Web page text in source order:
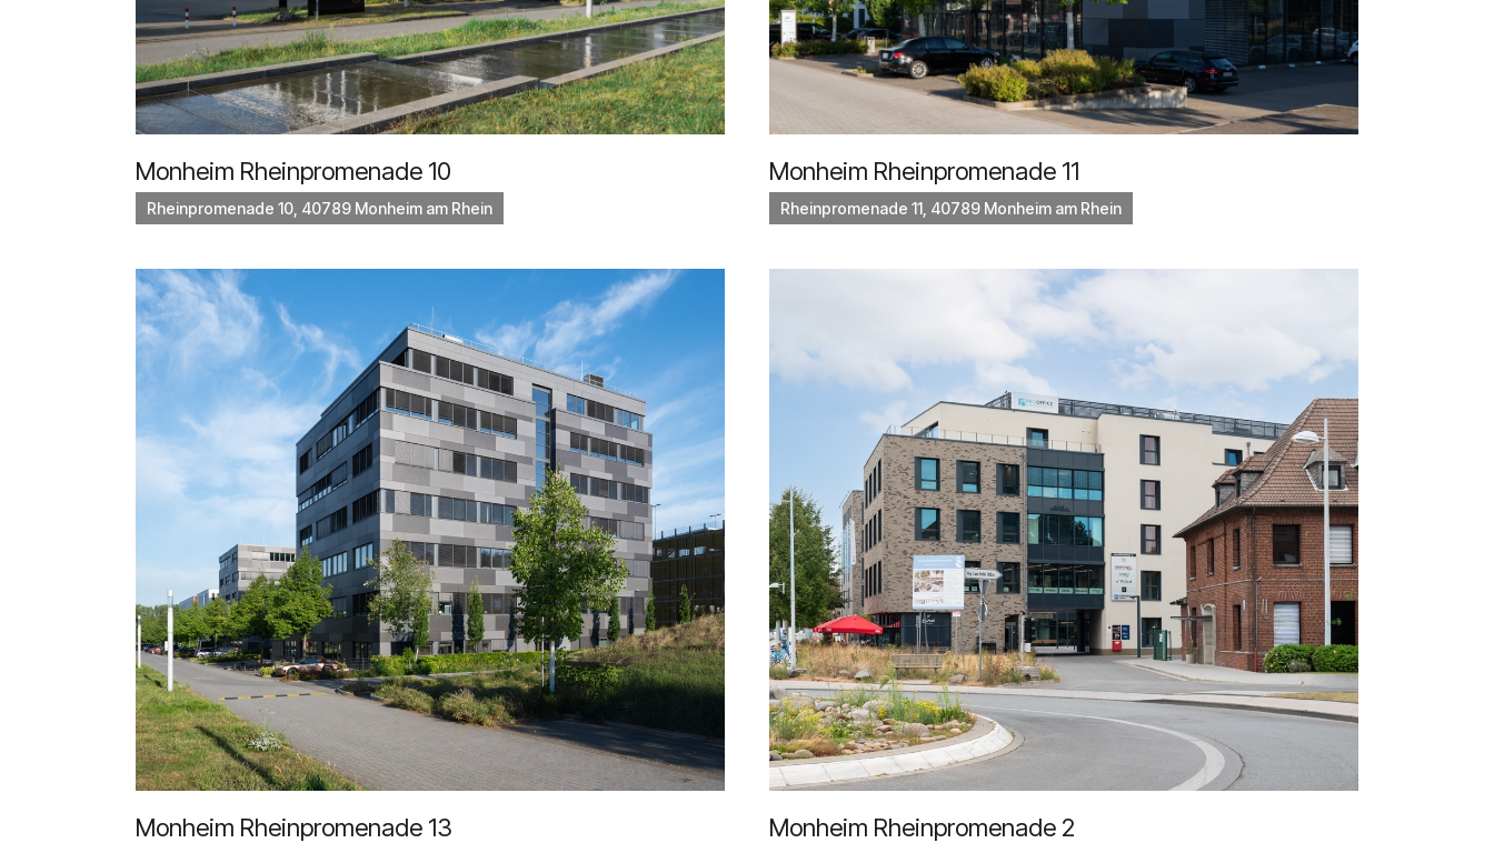
Monheim Rheinpromenade 10
Rheinpromenade 10, 40789 Monheim am Rhein
Monheim Rheinpromenade 11
Rheinpromenade 11, 40789 Monheim am Rhein
Monheim Rheinpromenade 13 Monheim Rheinpromenade 2